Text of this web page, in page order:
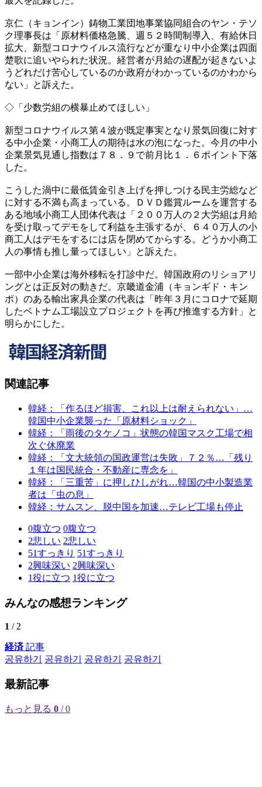
京仁（キョンイン）鋳物工業団地事業協同組合のヤン・テソ
ク理事長は「原材料価格急騰、週５２時間制導入、有給休日
拡大、新型コロナウイルス流行などが重なり中小企業は四面
楚歌に追いやられた状況。経営者が月給の遅配が起きないよ
うどれだけ苦心しているのか政府がわかっているのかわから
ない」と訴えた。
◇「少数労組の横暴止めてほしい」
新型コロナウイルス第４波が既定事実となり景気回復に対す
る中小企業・小商工人の期待は水の泡になった。今月の中小
企業景気見通し指数は７８．９で前月比１．６ポイント下落
した。
こうした渦中に最低賃金引き上げを押しつける民主労総など
に対する不満も高まっている。ＤＶＤ鑑賞ルームを運営する
ある地域小商工人団体代表は「２００万人の２大労組は月給
を受け取ってデモをして利益を主張するが、６４０万人の小
商工人はデモをするには店を閉めてからする。どうか小商工
人の事情も推し量ってほしい」と訴えた。
一部中小企業は海外移転を打診中だ。韓国政府のリショアリ
ングとは正反対の動きだ。京畿道金浦（キョンギド・キン
ポ）のある輸出家具企業の代表は「昨年３月にコロナで延期
したベトナム工場設立プロジェクトを再び推進する方針」と
明らかにした。
関連記事
韓経：「作るほど損害、これ以上は耐えられない」…
韓国中小企業襲った「原材料ショック」
韓経：「雨後のタケノコ」状態の韓国マスク工場で相
次ぐ休廃業
韓経：「文大統領の国政運営は失敗」７２％…「残り
１年は国民統合・不動産に専念を」
韓経：「三重苦」に押しひしがれ…韓国の中小製造業
者は「虫の息」
韓経：サムスン、脱中国を加速…テレビ工場も停止
0腹立つ 0腹立つ
2悲しい 2悲しい
51すっきり 51すっきり
2興味深い 2興味深い
1役に立つ 1役に立つ
みんなの感想ランキング
1 / 2
経済記事
공유하기
공유하기 공유하기 공유하기
最新記事
もっと見る 0 / 0